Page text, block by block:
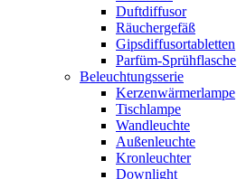
Duftdiffusor
Räuchergefäß
Gipsdiffusortabletten
Parfüm-Sprühflasche
Beleuchtungsserie
Kerzenwärmerlampe
Tischlampe
Wandleuchte
Außenleuchte
Kronleuchter
Downlight